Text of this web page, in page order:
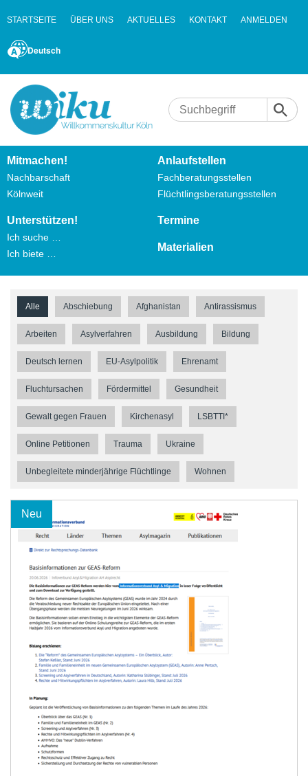
STARTSEITE ÜBER UNS AKTUELLES KONTAKT ANMELDEN
Deutsch
Mitmachen!
Nachbarschaft
Kölnweit
Anlaufstellen
Fachberatungsstellen
Flüchtlingsberatungsstellen
Unterstützen!
Ich suche …
Ich biete …
Termine
Materialien
Alle Abschiebung Afghanistan Antirassismus
Arbeiten Asylverfahren Ausbildung Bildung
Deutsch lernen EU-Asylpolitik Ehrenamt
Fluchtursachen Fördermittel Gesundheit
Gewalt gegen Frauen Kirchenasyl LSBTTI*
Online Petitionen Trauma Ukraine
Unbegleitete minderjährige Flüchtlinge Wohnen
Neu